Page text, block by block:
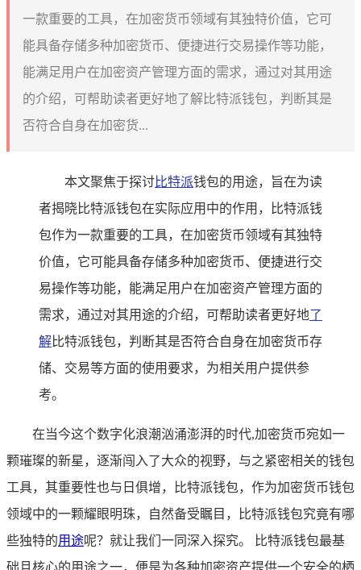
一款重要的工具，在加密货币领域有其独特价值，它可
能具备存储多种加密货币、便捷进行交易操作等功能，
能满足用户在加密资产管理方面的需求，通过对其用途
的介绍，可帮助读者更好地了解比特派钱包，判断其是
否符合自身在加密货...
本文聚焦于探讨比特派钱包的用途，旨在为读
者揭晓比特派钱包在实际应用中的作用，比特派钱
包作为一款重要的工具，在加密货币领域有其独特
价值，它可能具备存储多种加密货币、便捷进行交
易操作等功能，能满足用户在加密资产管理方面的
需求，通过对其用途的介绍，可帮助读者更好地了
解比特派钱包，判断其是否符合自身在加密货币存
储、交易等方面的使用要求，为相关用户提供参
考。
在当今这个数字化浪潮汹涌澎湃的时代,加密货币宛如一
颗璀璨的新星，逐渐闯入了大众的视野，与之紧密相关的钱包
工具，其重要性也与日俱增，比特派钱包，作为加密货币钱包
领域中的一颗耀眼明珠，自然备受瞩目，比特派钱包究竟有哪
些独特的用途呢？就让我们一同深入探究。 比特派钱包最基
础且核心的用途之一，便是为各种加密资产提供一个安全的栖